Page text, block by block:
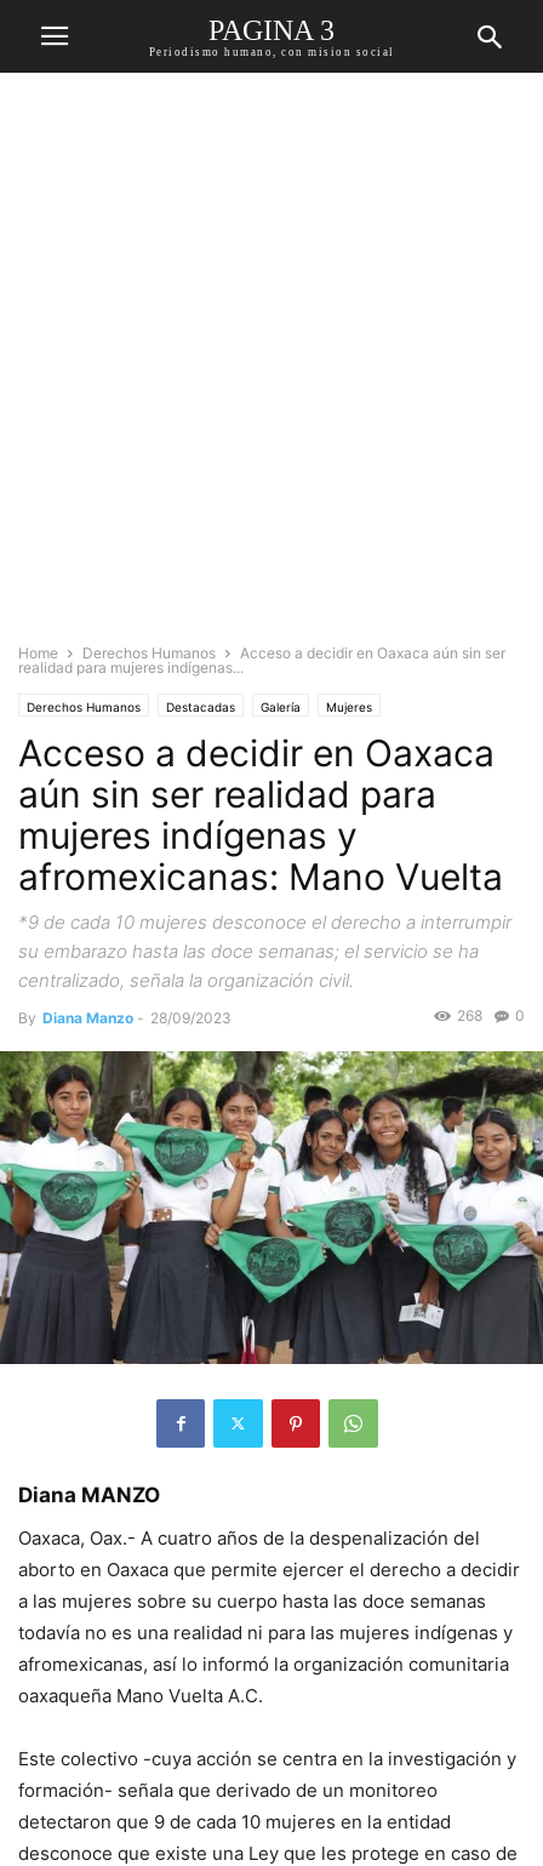
PAGINA 3
Periodismo humano, con mision social
Home Derechos Humanos
Acceso a decidir en Oaxaca aún sin ser
realidad para mujeres indígenas...
Derechos Humanos Destacadas Galería Mujeres
Noticias de Mujeres
Acceso a decidir en Oaxaca
aún sin ser realidad para
mujeres indígenas y
afromexicanas: Mano Vuelta
*9 de cada 10 mujeres desconoce el derecho a interrumpir
su embarazo hasta las doce semanas; el servicio se ha
centralizado, señala la organización civil.
By Diana Manzo - 28/09/2023 0
268
Diana MANZO
Oaxaca, Oax.- A cuatro años de la despenalización del
aborto en Oaxaca que permite ejercer el derecho a decidir
a las mujeres sobre su cuerpo hasta las doce semanas
todavía no es una realidad ni para las mujeres indígenas y
afromexicanas, así lo informó la organización comunitaria
oaxaqueña Mano Vuelta A.C.
Este colectivo -cuya acción se centra en la investigación y
formación- señala que derivado de un monitoreo
detectaron que 9 de cada 10 mujeres en la entidad
desconoce que existe una Ley que les protege en caso de